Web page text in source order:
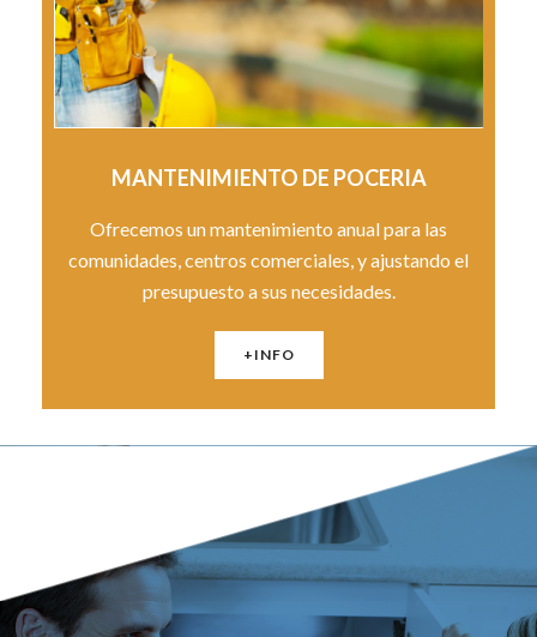
MANTENIMIENTO DE POCERIA
Ofrecemos un mantenimiento anual para las
comunidades, centros comerciales, y ajustando el
presupuesto a sus necesidades.
+INFO